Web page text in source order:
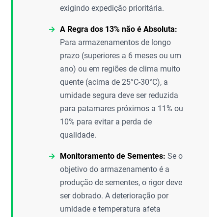
exigindo expedição prioritária.
A Regra dos 13% não é Absoluta:
Para armazenamentos de longo
prazo (superiores a 6 meses ou um
ano) ou em regiões de clima muito
quente (acima de 25°C-30°C), a
umidade segura deve ser reduzida
para patamares próximos a 11% ou
10% para evitar a perda de
qualidade.
Monitoramento de Sementes: Se o
objetivo do armazenamento é a
produção de sementes, o rigor deve
ser dobrado. A deterioração por
umidade e temperatura afeta